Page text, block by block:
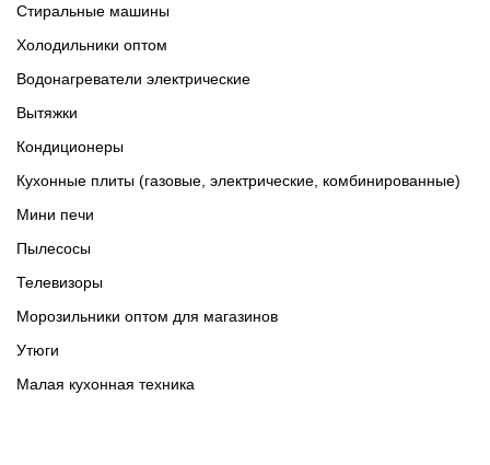
Cтиральные машины
Холодильники оптом
Водонагреватели электрические
Вытяжки
Кондиционеры
Кухонные плиты (газовые, электрические, комбинированные)
Мини печи
Пылесосы
Телевизоры
Морозильники оптом для магазинов
Утюги
Малая кухонная техника